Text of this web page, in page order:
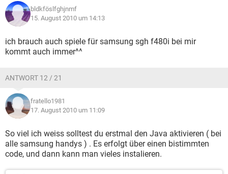
bldkföslfghjnmf
15. August 2010 um 14:13
ich brauch auch spiele für samsung sgh f480i bei mir
kommt auch immer^^
ANTWORT 12 / 21
fratello1981
17. August 2010 um 11:09
So viel ich weiss solltest du erstmal den Java aktivieren ( bei
alle samsung handys ) . Es erfolgt über einen bistimmten
code, und dann kann man vieles instalieren.